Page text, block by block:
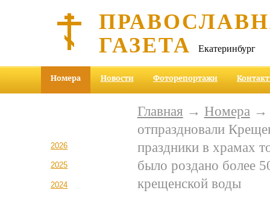
ГАЗЕТА Екатеринбург
Номера Новости Фоторепортажи
2026
2025
2024
Главная → Номера
отпраздновали
праздники в храмах
было роздано более
крещенской воды